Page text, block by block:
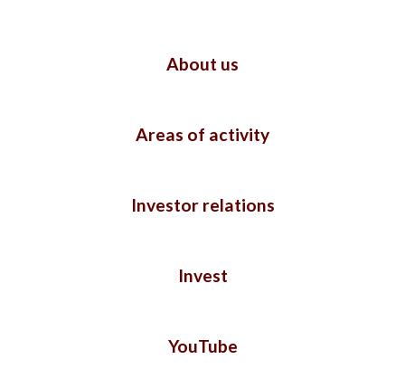
About us
Areas of activity
Investor relations
Invest
YouTube